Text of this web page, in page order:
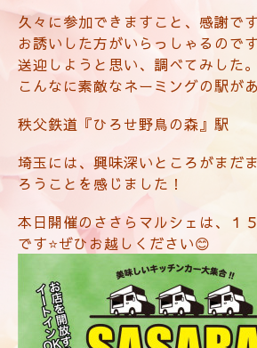
久々に参加できますこと、感謝で
お誘いした方がいらっしゃるので
送迎しようと思い、調べてみした。
こんなに素敵なネーミングの駅が
秩父鉄道『ひろせ野鳥の森』駅
埼玉には、興味深いところがまだ
ろうことを感じました！
本日開催のささらマルシェは、１
です⭐️ぜひお越しください😊